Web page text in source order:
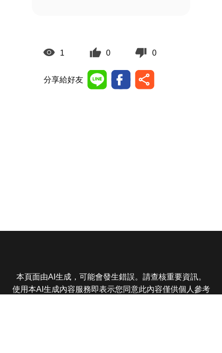
1 0 0
分享給好友
本頁面由AI生成，可能會發生錯誤。請查核重要資訊。
使用本AI生成內容服務即表示您同意此內容僅供個人參考